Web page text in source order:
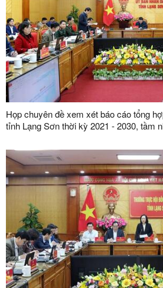
Họp chuyên đề xem xét báo cáo tổng
tỉnh Lạng Sơn thời kỳ 2021 - 2030, tầm